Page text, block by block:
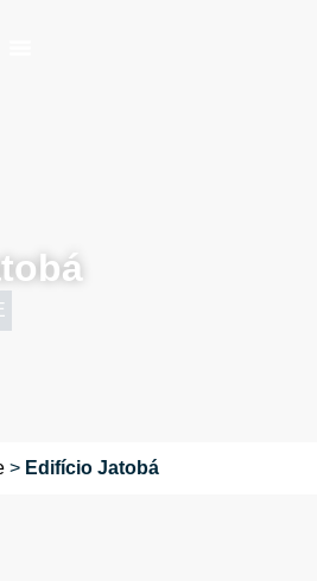
> Edifício Jatobá